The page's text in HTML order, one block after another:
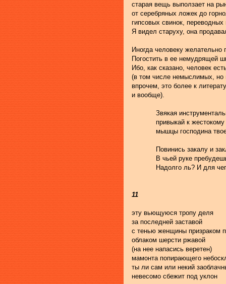
старая вещь выползает на
от серебряных ложек до
гипсовых свинок, переводных
Я видел старуху, она
Иногда человеку
Погостить в ее немудрящей
Ибо, как сказано, человек
(в том числе немыслимых, но
впрочем, это более к
и вообще).
Звякая
привыкай к
мышцы господина
Повинись закалу и
В чьей руке
Надолго ль? И для
11
эту вьющуюся тропу деля
за последней заставой
с тенью женщины призраком
облаком шерсти ржавой
(на нее напасись веретен)
мамонта попирающего
ты ли сам или некий
невесомо сбежит под уклон